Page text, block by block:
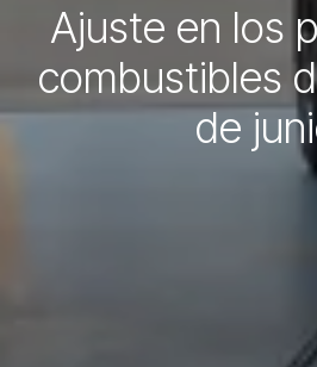
Ajuste en los
combustibles
de